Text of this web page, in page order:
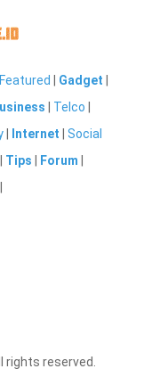
Featured Gadget
Telco
Internet |Social
Tips Forum
rights reserved.